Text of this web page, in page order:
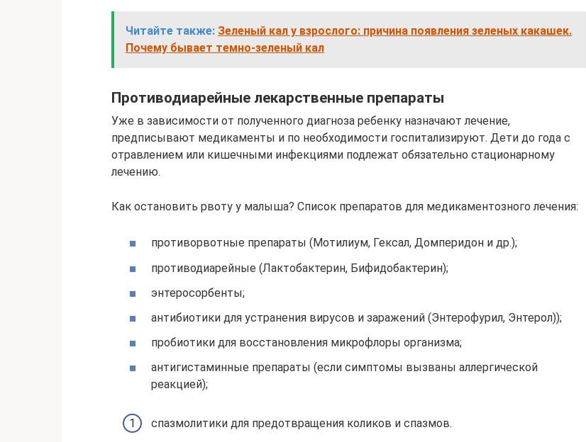
Читайте также: Зеленый кал у взрослого: причина появления зеленых какашек.
Почему бывает темно-зеленый кал
Противодиарейные лекарственные препараты
Уже в зависимости от полученного диагноза ребенку назначают лечение,
предписывают медикаменты и по необходимости госпитализируют. Дети до года с
отравлением или кишечными инфекциями подлежат обязательно стационарному
лечению.
Как остановить рвоту у малыша? Список препаратов для медикаментозного лечения:
противорвотные препараты (Мотилиум, Гексал, Домперидон и др.);
противодиарейные (Лактобактерин, Бифидобактерин);
энтеросорбенты;
антибиотики для устранения вирусов и заражений (Энтерофурил, Энтерол));
пробиотики для восстановления микрофлоры организма;
антигистаминные препараты (если симптомы вызваны аллергической
реакцией);
спазмолитики для предотвращения коликов и спазмов.